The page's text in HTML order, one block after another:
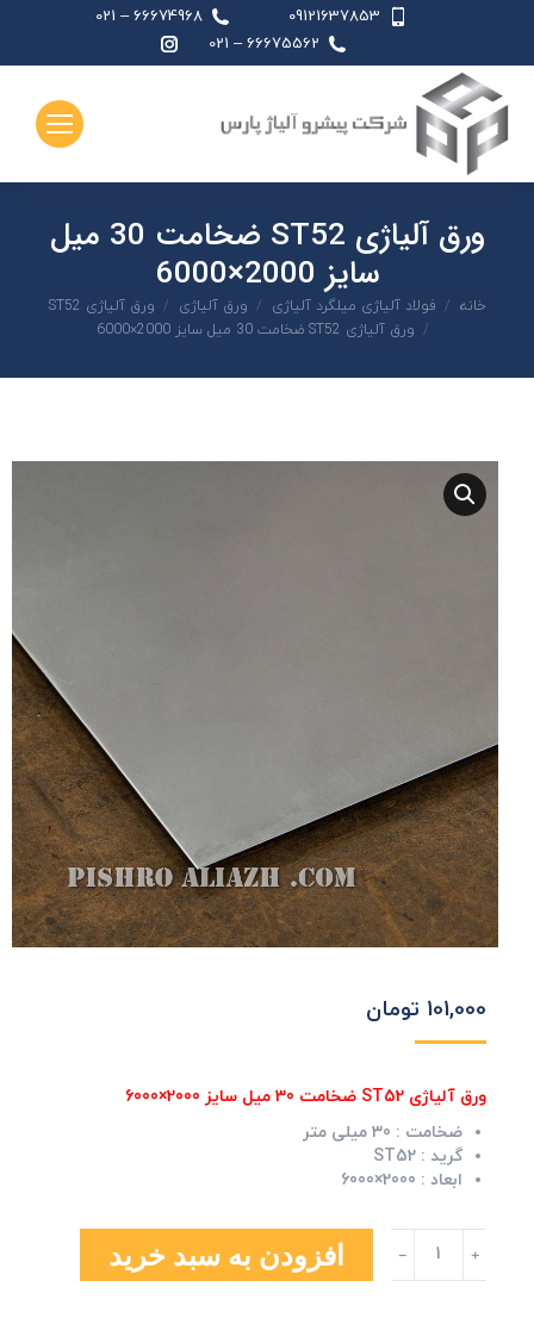
09121637853
66674968 – 021
66675562 – 021
page
ورق آلیاژی ST52 ضخامت 30 میل
سایز 2000×6000
شما اینجا هستید:
خانه فولاد آلیاژی میلگرد آلیاژی ورق آلیاژی
ورق آلیاژی ST52
ورق آلیاژی ST52 ضخامت 30 میل سایز 2000×6000
101,000 تومان
ورق آلیاژی ST52 ضخامت 30 میل سایز 2000×6000
ضخامت : 30 میلی متر
گرید : ST52
ابعاد : 2000×6000
آلیاژی
ST52
افزودن به سبد خرید